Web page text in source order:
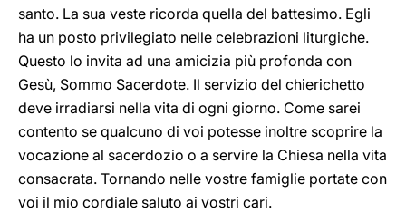
santo. La sua veste ricorda quella del battesimo. Egli
ha un posto privilegiato nelle celebrazioni liturgiche.
Questo lo invita ad una amicizia più profonda con
Gesù, Sommo Sacerdote. Il servizio del chierichetto
deve irradiarsi nella vita di ogni giorno. Come sarei
contento se qualcuno di voi potesse inoltre scoprire la
vocazione al sacerdozio o a servire la Chiesa nella vita
consacrata. Tornando nelle vostre famiglie portate con
voi il mio cordiale saluto ai vostri cari.